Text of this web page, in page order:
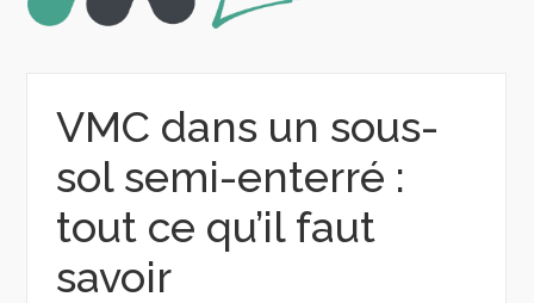
VMC dans un sous-
sol semi-enterré :
tout ce qu’il faut
savoir